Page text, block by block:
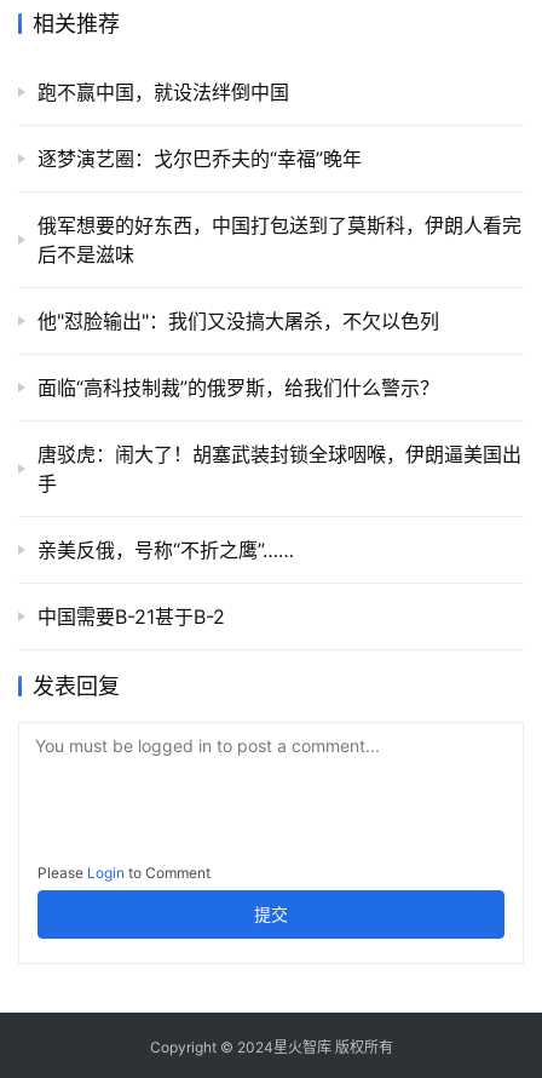
相关推荐
跑不赢中国，就设法绊倒中国
逐梦演艺圈：戈尔巴乔夫的“幸福”晚年
俄军想要的好东西，中国打包送到了莫斯科，伊朗人看完
后不是滋味
他"怼脸输出"：我们又没搞大屠杀，不欠以色列
面临“高科技制裁”的俄罗斯，给我们什么警示？
唐驳虎：闹大了！胡塞武装封锁全球咽喉，伊朗逼美国出
手
亲美反俄，号称“不折之鹰”……
中国需要B-21甚于B-2
发表回复
You must be logged in to post a comment...
Please Login to Comment
提交
Copyright © 2024星火智库 版权所有